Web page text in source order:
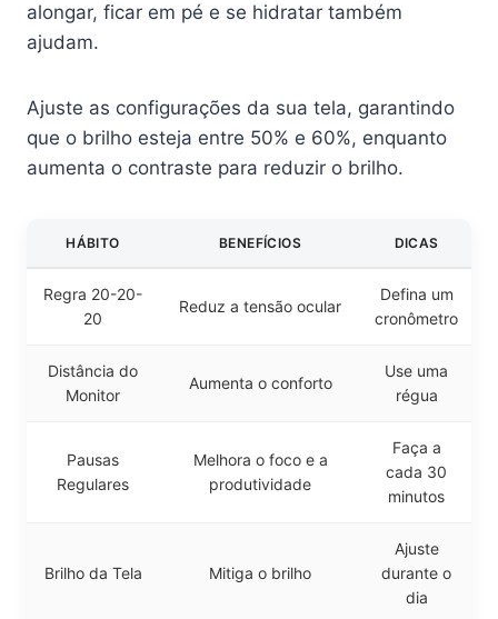
alongar, ficar em pé e se hidratar também
ajudam.
Ajuste as configurações da sua tela, garantindo
que o brilho esteja entre 50% e 60%, enquanto
aumenta o contraste para reduzir o brilho.
HÁBITO BENEFÍCIOS DICAS
Regra 20-20-
20
Reduz a tensão ocular
Defina um
cronômetro
Distância do
Monitor
Aumenta o conforto
Use uma
régua
Pausas
Regulares
Melhora o foco e a
produtividade
Faça a
cada 30
minutos
Brilho da Tela Mitiga o brilho
Ajuste
durante o
dia